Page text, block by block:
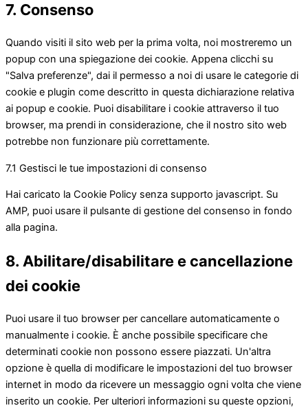
to
varie
7. Consenso
Quando visiti il sito web per la prima volta, noi mostreremo un
popup con una spiegazione dei cookie. Appena clicchi su
"Salva preferenze", dai il permesso a noi di usare le categorie di
cookie e plugin come descritto in questa dichiarazione relativa
ai popup e cookie. Puoi disabilitare i cookie attraverso il tuo
browser, ma prendi in considerazione, che il nostro sito web
potrebbe non funzionare più correttamente.
7.1 Gestisci le tue impostazioni di consenso
Hai caricato la Cookie Policy senza supporto javascript. Su
AMP, puoi usare il pulsante di gestione del consenso in fondo
alla pagina.
8. Abilitare/disabilitare e cancellazione
dei cookie
Puoi usare il tuo browser per cancellare automaticamente o
manualmente i cookie. È anche possibile specificare che
determinati cookie non possono essere piazzati. Un'altra
opzione è quella di modificare le impostazioni del tuo browser
internet in modo da ricevere un messaggio ogni volta che viene
inserito un cookie. Per ulteriori informazioni su queste opzioni,